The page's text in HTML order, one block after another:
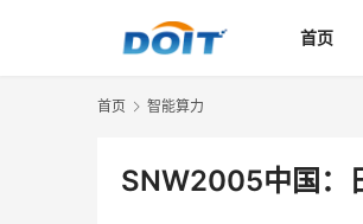
首页
首页 智能算力
SNW2005中国：